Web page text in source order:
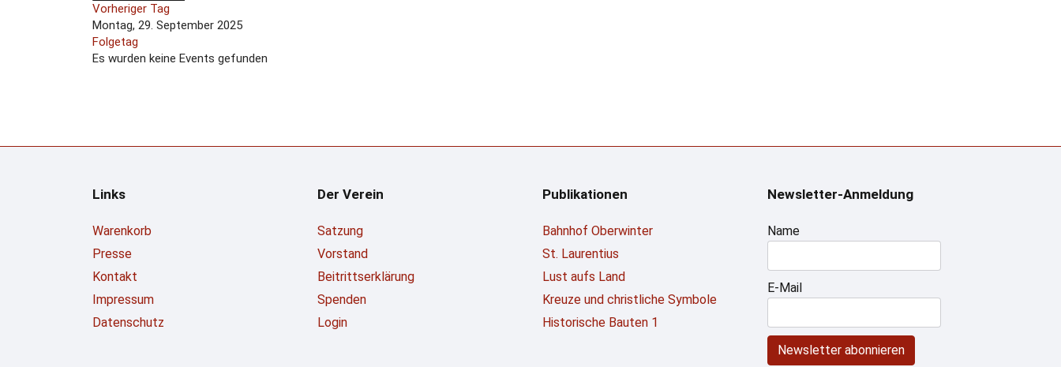
Vorheriger Tag
Montag, 29. September 2025
Folgetag
Es wurden keine Events gefunden
Links
Warenkorb
Presse
Kontakt
Impressum
Datenschutz
Der Verein
Satzung
Vorstand
Beitrittserklärung
Spenden
Login
Publikationen
Bahnhof Oberwinter
St. Laurentius
Lust aufs Land
Kreuze und christliche Symbole
Historische Bauten 1
Newsletter-Anmeldung
Name
E-Mail
Newsletter abonnieren